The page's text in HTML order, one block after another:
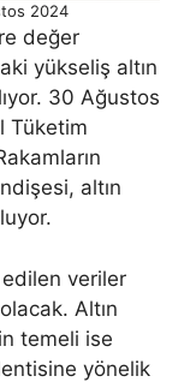
2024
değer
yükseliş altın
30 Ağustos
Tüketim
altın
edilen veriler
Altın
temeli ise
yönelik